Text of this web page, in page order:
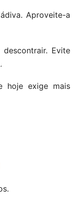
Aproveite-a
Evite
hoje exige mais